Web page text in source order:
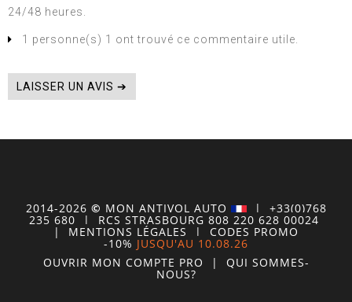
24/48 heures.
1 personne(s) 1 ont trouvé ce commentaire utile.
LAISSER UN AVIS ➔
2014-2026 © MON ANTIVOL AUTO | +33(0)768
235 680 | RCS STRASBOURG 808 220 628 00024
| MENTIONS LÉGALES | CODES PROMO
-10% JUSQU'AU 10.08.26
OUVRIR MON COMPTE PRO | QUI SOMMES-
NOUS?